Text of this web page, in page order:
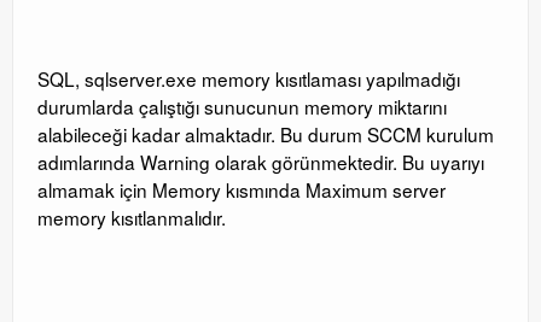
SQL, sqlserver.exe memory kısıtlaması yapılmadığı
durumlarda çalıştığı sunucunun memory miktarını
alabileceği kadar almaktadır. Bu durum SCCM kurulum
adımlarında Warning olarak görünmektedir. Bu uyarıyı
almamak için Memory kısmında Maximum server
memory kısıtlanmalıdır.